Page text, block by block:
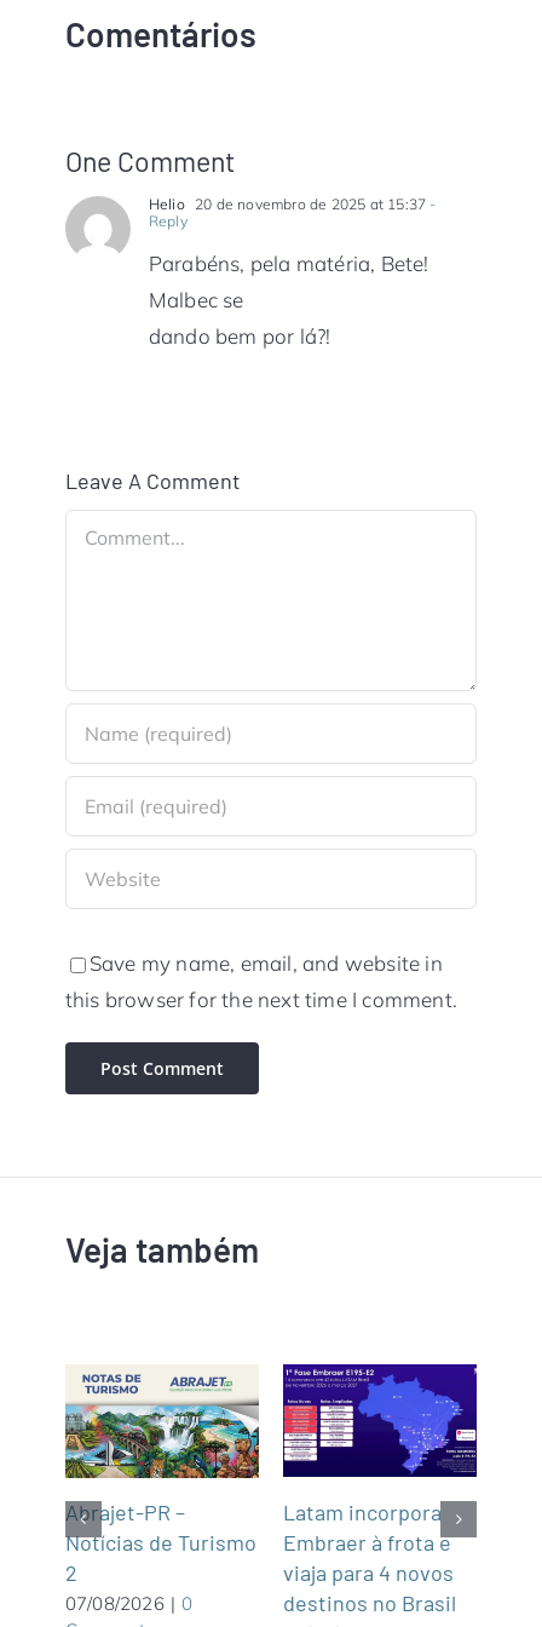
Comentários
One Comment
Helio 20 de novembro de 2025 at 15:37 -
Reply
Parabéns, pela matéria, Bete!
Malbec se
dando bem por lá?!
Leave A Comment
Comment
Save my name, email, and website in
this browser for the next time I comment.
Veja também
Abrajet-PR –
Notícias de Turismo
2
07/08/2026 | 0
Latam incorpora
Embraer à frota e
viaja para 4 novos
destinos no Brasil